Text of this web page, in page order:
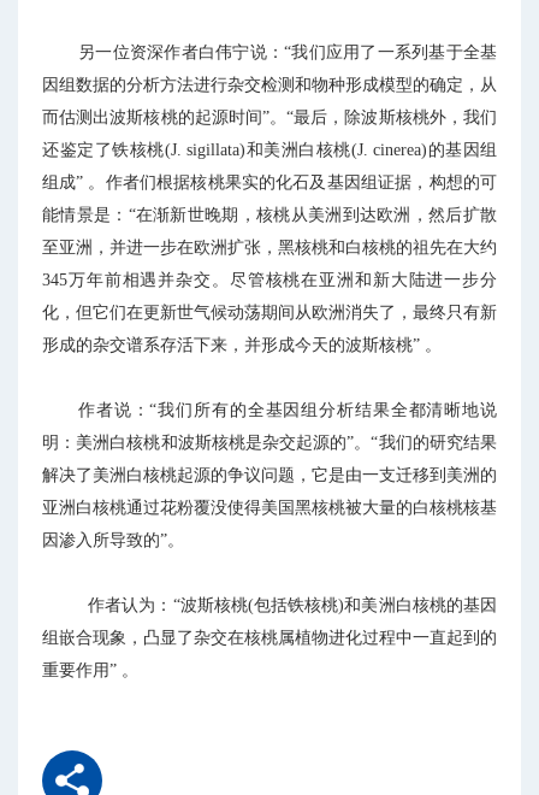
另一位资深作者白伟宁说：“我们应用了一系列基于全基
因组数据的分析方法进行杂交检测和物种形成模型的确定，从
而估测出波斯核桃的起源时间”。“最后，除波斯核桃外，我们
还鉴定了铁核桃(J. sigillata)和美洲白核桃(J. cinerea)的基因组
组成” 。作者们根据核桃果实的化石及基因组证据，构想的可
能情景是：“在渐新世晚期，核桃从美洲到达欧洲，然后扩散
至亚洲，并进一步在欧洲扩张，黑核桃和白核桃的祖先在大约
345万年前相遇并杂交。尽管核桃在亚洲和新大陆进一步分
化，但它们在更新世气候动荡期间从欧洲消失了，最终只有新
形成的杂交谱系存活下来，并形成今天的波斯核桃” 。
作者说：“我们所有的全基因组分析结果全都清晰地说
明：美洲白核桃和波斯核桃是杂交起源的”。“我们的研究结果
解决了美洲白核桃起源的争议问题，它是由一支迁移到美洲的
亚洲白核桃通过花粉覆没使得美国黑核桃被大量的白核桃核基
因渗入所导致的”。
作者认为：“波斯核桃(包括铁核桃)和美洲白核桃的基因
组嵌合现象，凸显了杂交在核桃属植物进化过程中一直起到的
重要作用” 。